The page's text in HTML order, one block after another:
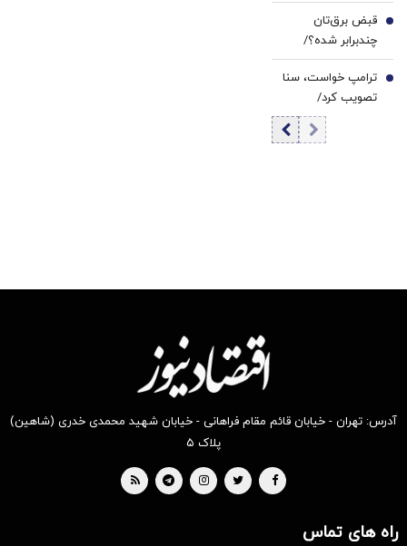
بزرگ‌ترین خرید از
۲۰۲۳ ثبت شد
قبض برق‌تان
چندبرابر شده؟/
دلیلش این پله‌های
تعرفه‌ای است
6
ترامپ خواست، سنا
تصویب کرد/
تحریم‌های تازه
علیه ایران در راه
7
آدرس: تهران - خیابان قائم مقام فراهانی - خیابان شهید محمدی خدری (شاهین)
پلاک ۵
راه های تماس